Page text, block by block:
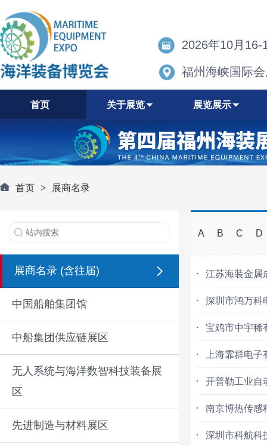
2026年10月16-
福州海峡国际
首页 关于展览 展览展示
首页 > 展商名录
展商名录 (含往届)
中国船舶集团馆
中船集团供应链展区
无人系统与海洋数智科技装备展
区
先进制造与材料展区
A B C D
江苏海装金属
深圳市鸿万科
宝鸡市中宇稀
上海霏群电
开普勒工业自
南京博热传感
深圳市科航科